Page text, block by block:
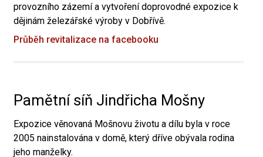
provozního zázemí a vytvoření doprovodné expozice k
dějinám železářské výroby v Dobřívě.
Průběh revitalizace na facebooku
Pamětní síň Jindřicha Mošny
Expozice věnovaná Mošnovu životu a dílu byla v roce
2005 nainstalována v domě, který dříve obývala rodina
jeho manželky.